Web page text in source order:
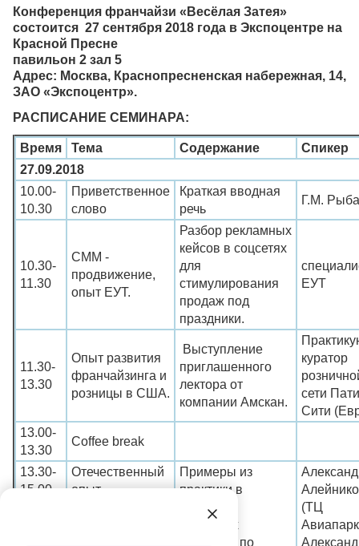
Конференция франчайзи «Весёлая Затея»
состоится 27 сентября 2018 года в Экспоцентре на
Красной Пресне
павильон 2 зал 5
Адрес: Москва, Краснопресненская набережная, 14,
ЗАО «Экспоцентр».
РАСПИСАНИЕ СЕМИНАРА:
Время Тема Содержание
Спикер
27.09.2018
10.00-
10.30
Приветственное
слово
Краткая вводная
речь
Г.М.
10.30-
11.30
СММ -
продвижение,
опыт ЕУТ.
Разбор рекламных
кейсов в соцсетях
для
стимулирования
продаж под
праздники.
ЕУТ
11.30-
13.30
Опыт развития
франчайзинга и
розницы в США.
Выступление
приглашенного
лектора от
компании Амскан.
куратор
сети Пати
Сити
13.00-
13.30
Coffee break
13.30-
15.00
Отечественный
опыт.
Примеры из
практики в
решении
ключевых
вопросов по
(ТЦ